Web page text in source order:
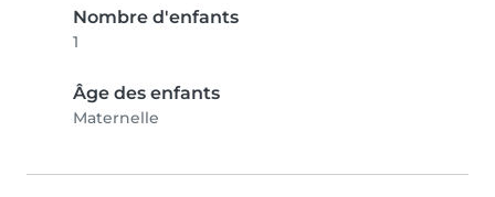
Nombre d'enfants
1
Âge des enfants
Maternelle